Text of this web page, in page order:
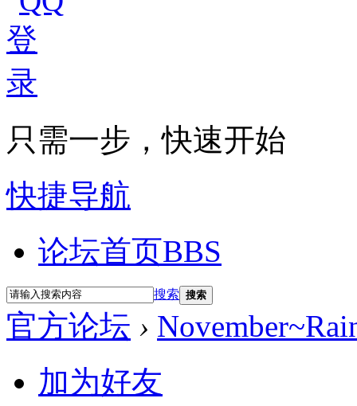
只需一步，快速开始
快捷导航
论坛首页BBS
搜索 搜索
官方论坛 ›
加为好友